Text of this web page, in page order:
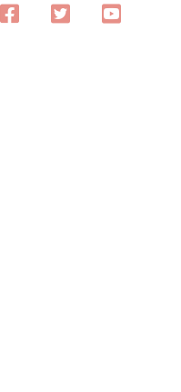
facebooktwitteryoutube